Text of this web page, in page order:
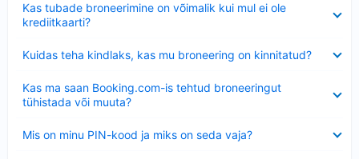
Kas tubade broneerimine on võimalik kui mul ei ole
krediitkaarti?
Kuidas teha kindlaks, kas mu broneering on kinnitatud?
Kas ma saan Booking.com-is tehtud broneeringut
tühistada või muuta?
Mis on minu PIN-kood ja miks on seda vaja?